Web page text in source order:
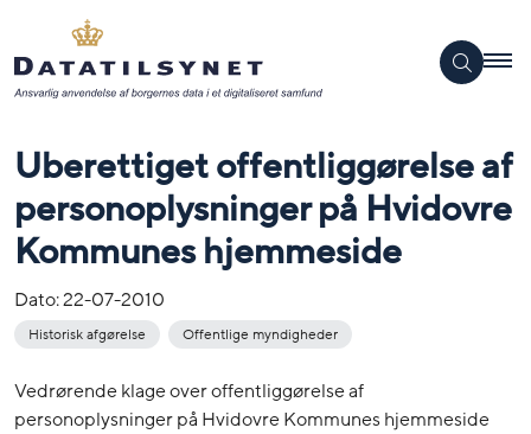
Uberettiget offentliggørelse af
personoplysninger på Hvidovre
Kommunes hjemmeside
Dato:22-07-2010
Historisk afgørelse Offentlige myndigheder
Vedrørende klage over offentliggørelse af
personoplysninger på Hvidovre Kommunes hjemmeside